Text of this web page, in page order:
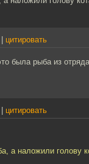
цитировать
была рыба из
цитировать
а наложили голову